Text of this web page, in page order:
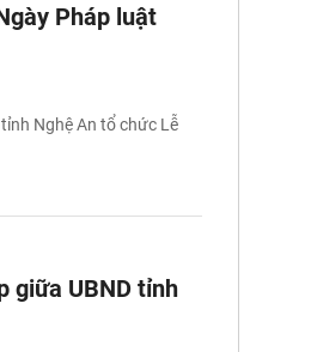
Pháp luật
Nghệ An tổ chức Lễ
giữa UBND tỉnh